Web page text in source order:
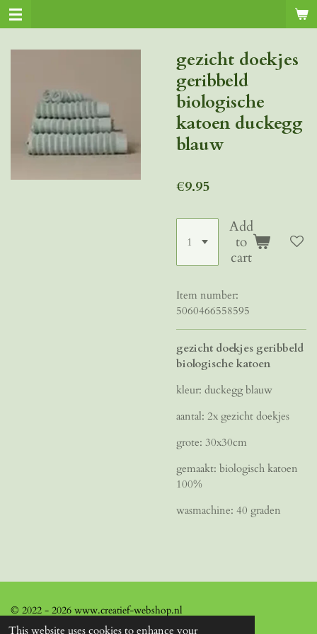
This website uses cookies to enhance your
Skip
to
gezicht doekjes
geribbeld
biologische
katoen duckegg
blauw
€9.95
Add
to
cart
Item number:
5060466558595
gezicht doekjes geribbeld
biologische katoen
kleur: duckegg blauw
aantal: 2x gezicht doekjes
grote: 30x30cm
gemaakt: biologisch katoen
100%
wasmachine: 40 graden
© 2022 - 2026 www.creatief-webshop.nl